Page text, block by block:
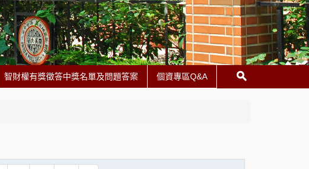
智財權有獎徵答中獎名單及問題答案 個資專區Q&A